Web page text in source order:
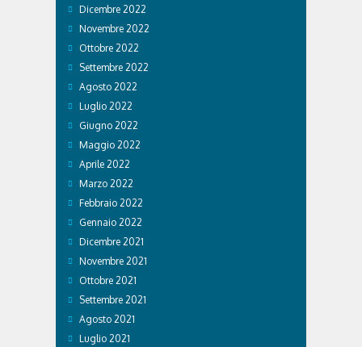
Dicembre 2022
Novembre 2022
Ottobre 2022
Settembre 2022
Agosto 2022
Luglio 2022
Giugno 2022
Maggio 2022
Aprile 2022
Marzo 2022
Febbraio 2022
Gennaio 2022
Dicembre 2021
Novembre 2021
Ottobre 2021
Settembre 2021
Agosto 2021
Luglio 2021